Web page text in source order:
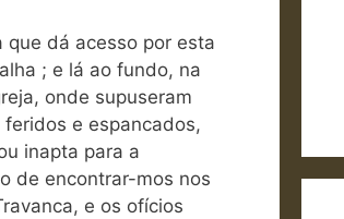
dá acesso por esta
; e lá ao fundo, na
onde supuseram
e espancados,
inapta para a
de encontrar-mos nos
e os ofícios